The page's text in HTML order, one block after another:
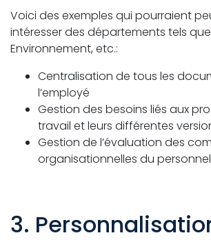
Voici des exemples qui pourraient
intéresser des départements tels que
Environnement, etc.:
Centralisation de tous les
l’employé
Gestion des besoins liés aux
travail et leurs différentes
Gestion de l’évaluation des
organisationnelles du
3.